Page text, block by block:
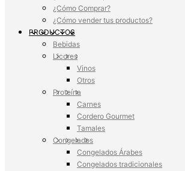
¿Cómo Comprar?
¿Cómo vender tus productos?
PRODUCTOS
Bebidas
Licores
Vinos
Otros
Proteína
Carnes
Cordero Gourmet
Tamales
Congelados
Congelados Árabes
Congelados tradicionales